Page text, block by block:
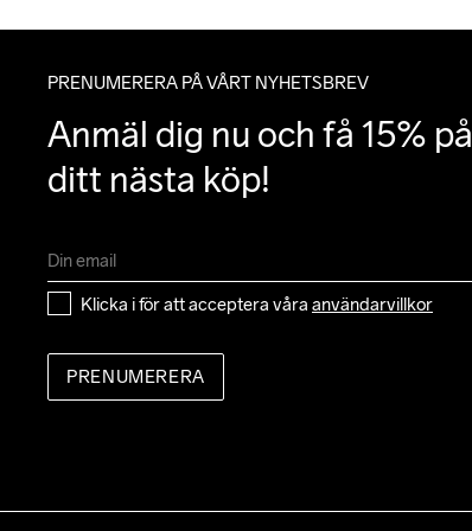
PRENUMERERA PÅ VÅRT NYHETSBREV
Anmäl dig nu och få 15% på
ditt nästa köp!
Klicka i för att acceptera våra användarvillkor
PRENUMERERA